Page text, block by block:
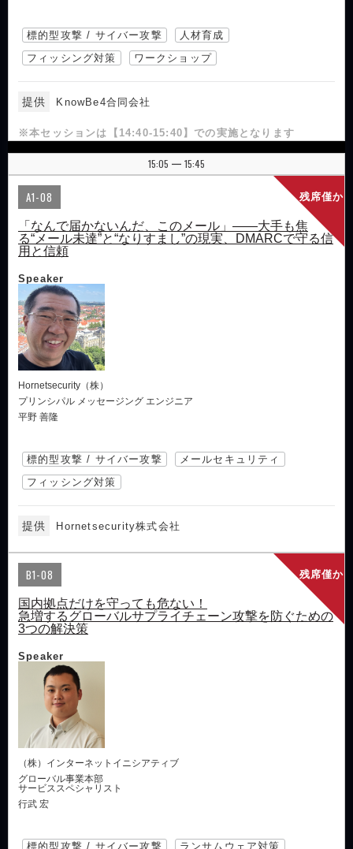
標的型攻撃 / サイバー攻撃
人材育成
フィッシング対策
ワークショップ
提供 KnowBe4合同会社
※本セッションは【14:40-15:40】での実施となります
15:05 | 15:45
残席僅か
A1-08
「なんで届かないんだ、このメール」――大手も焦
る“メール未達”と“なりすまし”の現実、DMARCで守る信
用と信頼
Speaker
Hornetsecurity（株）
プリンシパル メッセージング エンジニア
平野 善隆
標的型攻撃 / サイバー攻撃
メールセキュリティ
フィッシング対策
提供 Hornetsecurity株式会社
残席僅か
B1-08
国内拠点だけを守っても危ない！
急増するグローバルサプライチェーン攻撃を防ぐための
3つの解決策
Speaker
（株）インターネットイニシアティブ
グローバル事業本部
サービススペシャリスト
行武 宏
標的型攻撃 / サイバー攻撃
ランサムウェア対策